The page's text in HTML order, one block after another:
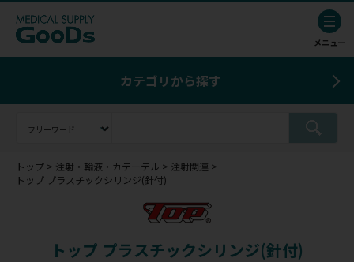
カテゴリから探す
トップ 注射・輸液・カテーテル
注射関連
トップ プラスチックシリンジ(針付)
トップ プラスチックシリンジ(針付)